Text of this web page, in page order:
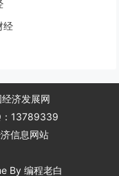
经
济发展网
：13789339
信息网站
By 编程老白